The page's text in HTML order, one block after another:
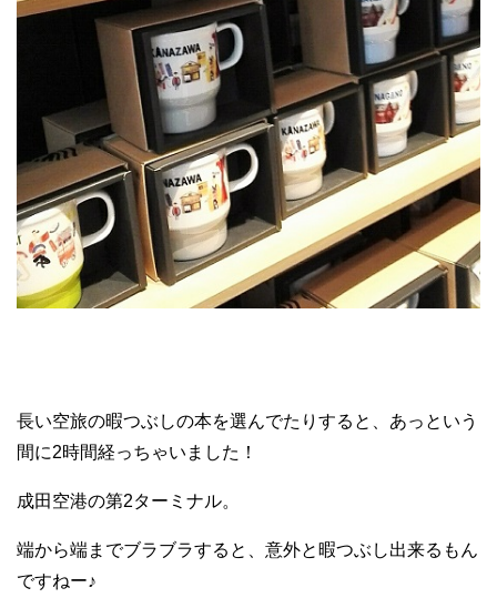
長い空旅の暇つぶしの本を選んでたりすると、あっという
間に2時間経っちゃいました！
成田空港の第2ターミナル。
端から端までブラブラすると、意外と暇つぶし出来るもん
ですねー♪